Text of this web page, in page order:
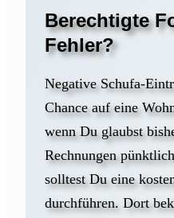
Berechtigte
Fehler?
Negative Schufa-
Chance auf eine
wenn Du glaubst
Rechnungen
solltest Du eine
durchführen. Dort